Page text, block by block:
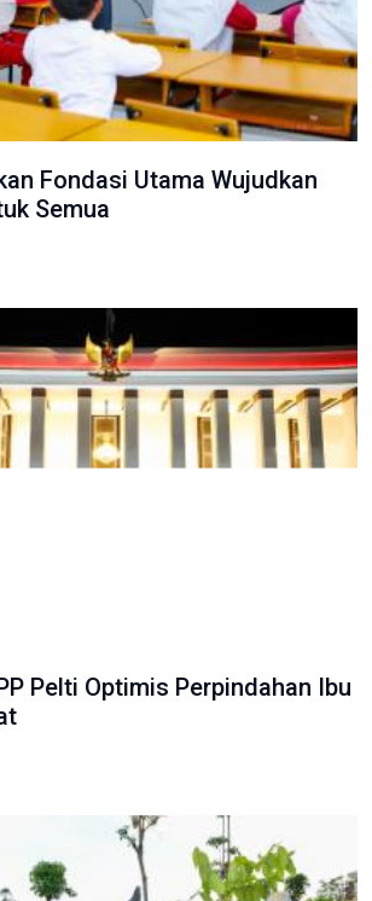
Fondasi Utama Wujudkan
Semua
Pelti Optimis Perpindahan Ibu